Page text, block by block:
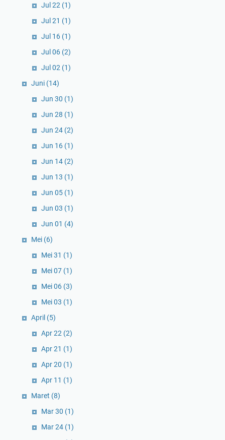
Jul 22 (1)
Jul 21 (1)
Jul 16 (1)
Jul 06 (2)
Jul 02 (1)
Juni (14)
Jun 30 (1)
Jun 28 (1)
Jun 24 (2)
Jun 16 (1)
Jun 14 (2)
Jun 13 (1)
Jun 05 (1)
Jun 03 (1)
Jun 01 (4)
Mei (6)
Mei 31 (1)
Mei 07 (1)
Mei 06 (3)
Mei 03 (1)
April (5)
Apr 22 (2)
Apr 21 (1)
Apr 20 (1)
Apr 11 (1)
Maret (8)
Mar 30 (1)
Mar 24 (1)